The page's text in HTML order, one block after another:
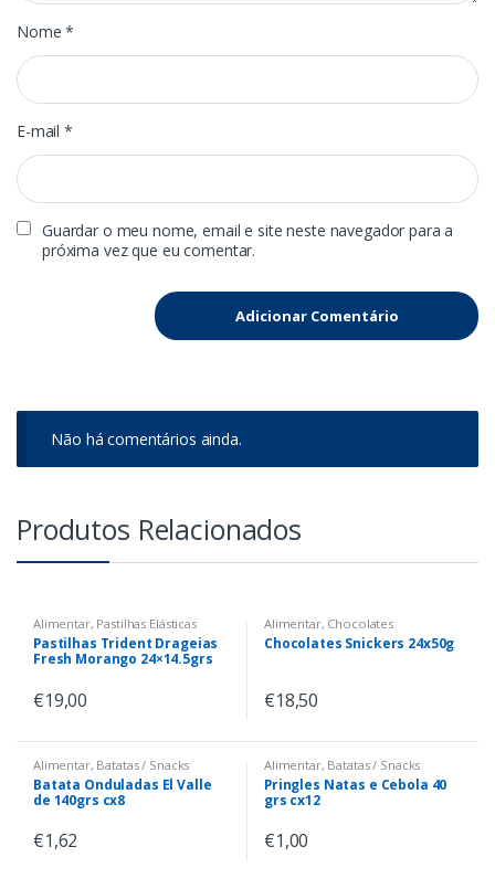
Nome*
E-mail*
Guardar o meu nome, email e site neste navegador para a
próxima vez que eu comentar.
Não há comentários ainda.
Produtos Relacionados
Alimentar, Pastilhas Elásticas
Pastilhas Trident Drageias
Fresh Morango 24×14.5grs
€19,00
Alimentar, Chocolates
Chocolates Snickers 24x50g
€18,50
Alimentar, Batatas / Snacks
Batata Onduladas El Valle
de 140grs cx8
€1,62
Alimentar, Batatas / Snacks
Pringles Natas e Cebola 40
grs cx12
€1,00